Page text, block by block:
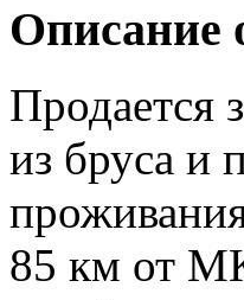
Описание
Продается
из бруса и
85 км от